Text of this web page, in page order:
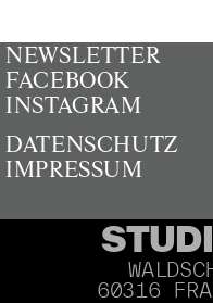
60316
NEWSLETTER
FACEBOOK
INSTAGRAM
DATENSCHUTZ
IMPRESSUM